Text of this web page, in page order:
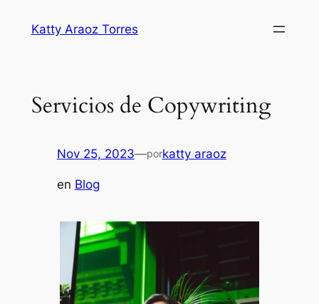
Katty Araoz Torres
Servicios de Copywriting
Nov 25, 2023—porkatty araoz
en Blog